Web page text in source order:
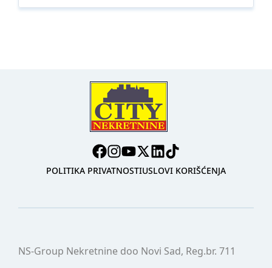
POLITIKA PRIVATNOSTIUSLOVI KORIŠĆENJA
NS-Group Nekretnine doo Novi Sad, Reg.br. 711